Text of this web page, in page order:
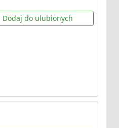
Dodaj do ulubionych